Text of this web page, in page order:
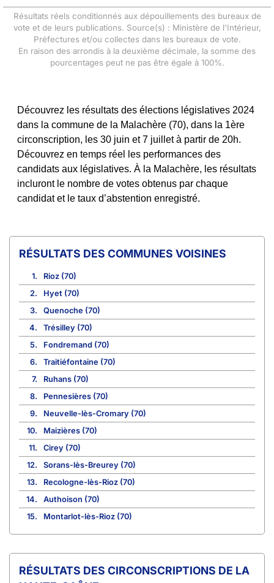
Résultats réels conditionnés aux dépouillements des bureaux de
vote et de leurs publications. Source(s) : Ministère de l'Intérieur,
Préfectures et/ou collectes dans les bureaux de vote.
En raison des arrondis à la deuxième décimale, la somme des
pourcentages peut ne pas être égale à 100%.
Découvrez les résultats des élections législatives 2024
dans la commune de la Malachère (70), dans la 1ère
circonscription, les 30 juin et 7 juillet à partir de 20h.
Découvrez en temps réel les performances des
candidats aux législatives. À la Malachère, les résultats
incluront le nombre de votes obtenus par chaque
candidat et le taux d’abstention enregistré.
COMMUNES VOISINES
1.
Rioz (70)
2.
Hyet (70)
3.
Quenoche (70)
4.
Trésilley (70)
5.
Fondremand (70)
6.
Traitiéfontaine (70)
7.
Ruhans (70)
8.
Pennesières (70)
9.
Neuvelle-lès-Cromary (70)
10.
Maizières (70)
11.
Cirey (70)
12.
Sorans-lès-Breurey (70)
13.
Recologne-lès-Rioz (70)
14.
Authoison (70)
15.
Montarlot-lès-Rioz (70)
CIRCONSCRIPTIONS DE LA